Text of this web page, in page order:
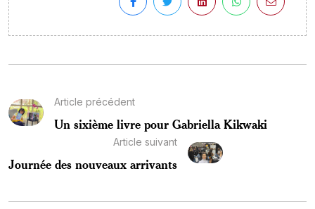
Article précédent
Un sixième livre pour Gabriella Kikwaki
Article suivant
Journée des nouveaux arrivants